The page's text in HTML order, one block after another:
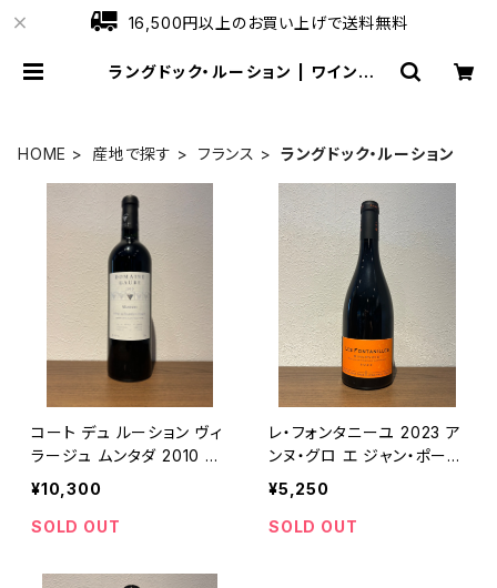
16,500円以上のお買い上げで送料無料
ラングドック・ルーション | ワインショ
HOME 産地で探す フランス ラングドック・ルーション
コート デュ ルーション ヴィ
ラージュ ムンタダ 2010 ゴ
ビー 赤ワイン フランス 750
¥10,300
SOLD OUT
レ・フォンタニーユ 2023 ア
ンヌ・グロ エ ジャン・ポー
ル・トロ 赤ワイン ラングドッ
ク・ルーション 750ml
¥5,250
SOLD OUT